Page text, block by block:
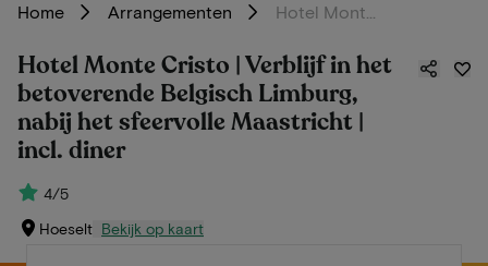
Home Arrangementen
Hotel Monte Cristo | Verblijf in het
betoverende Belgisch Limburg,
nabij het sfeervolle Maastricht |
incl. diner
4/5
Hoeselt Bekijk op kaart